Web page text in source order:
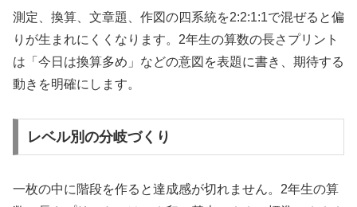
測定、換算、文章題、作図の四系統を2:2:1:1で混ぜると偏
りが生まれにくくなります。2年生の算数の長さプリント
は「今日は換算多め」などの意図を表題に書き、期待する
動きを明確にします。
レベル別の分岐づくり
一枚の中に階段を作ると達成感が切れません。2年生の算